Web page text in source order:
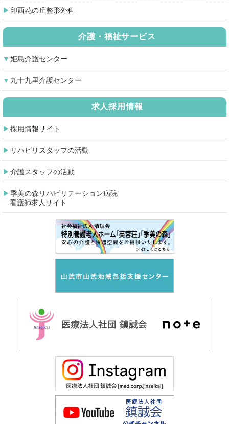
印西花の丘整形外科
介護・福祉サービス
姫島介護センター
九十九里介護センター
求人採用情報
採用情報サイト
リハビリスタッフの活動
介護スタッフの活動
季美の森リハビリテーション病院
看護師求人サイト